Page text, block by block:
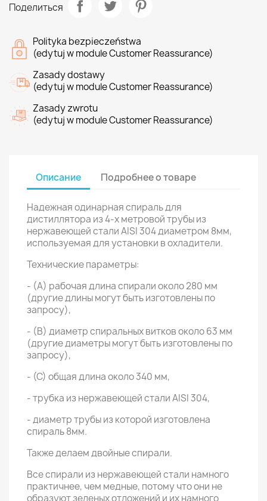
Поделиться
Polityka bezpieczeństwa
(edytuj w module Customer Reassurance)
Zasady dostawy
(edytuj w module Customer Reassurance)
Zasady zwrotu
(edytuj w module Customer Reassurance)
Описание Подробнее о товаре
Надежная одинарная спираль для
дистиллятора из 4-х метровой трубы из
нержавеющей стали AISI 304 диаметром 8мм,
используемая для установки в охладители.
Технические параметры:
- (A) рабочая длина спирали около 280 мм
(другие длины могут быть изготовлены по
запросу),
- (B) диаметр спиральных витков около 63 мм
(другие диаметры могут быть изготовлены по
запросу),
- (C) общая длина около 340 мм,
- трубка из нержавеющей стали AISI 304,
- диаметр трубы из которой изготовлена ​​
спираль 8мм.
Также делаем двойные спирали.
Все спирали из нержавеющей стали намного
практичнее, чем медные, потому что они не
образуют зеленых отложений и их намного